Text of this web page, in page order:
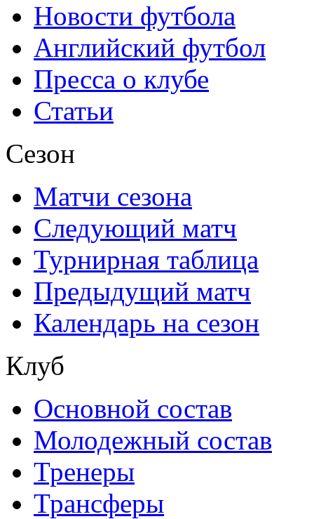
Новости футбола
Английский футбол
Пресса о клубе
Статьи
Сезон
Матчи сезона
Следующий матч
Турнирная таблица
Предыдущий матч
Календарь на сезон
Клуб
Основной состав
Молодежный состав
Тренеры
Трансферы